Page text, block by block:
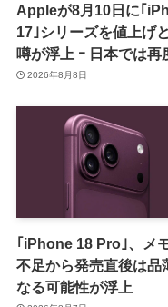
Appleが8月10日に｢
17｣シリーズを値上げ
噂が浮上 ｰ 日本では再
上げの可能性も?!
2026年8月8日
｢iPhone 18 Pro｣、メ
不足から発売直後は品
なる可能性が浮上